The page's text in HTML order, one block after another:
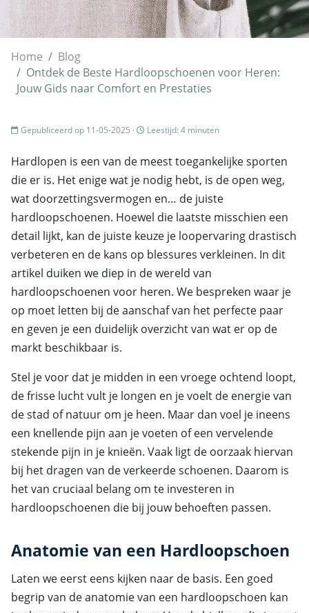
Home
Blog
Ontdek de Beste Hardloopschoenen voor Heren:
Jouw Gids naar Comfort en Prestaties
Gepubliceerd op 11-05-2025 · Leestijd: 4 minuten
Hardlopen is een van de meest toegankelijke sporten
die er is. Het enige wat je nodig hebt, is de open weg,
wat doorzettingsvermogen en… de juiste
hardloopschoenen. Hoewel die laatste misschien een
detail lijkt, kan de juiste keuze je loopervaring drastisch
verbeteren en de kans op blessures verkleinen. In dit
artikel duiken we diep in de wereld van
hardloopschoenen voor heren. We bespreken waar je
op moet letten bij de aanschaf van het perfecte paar
en geven je een duidelijk overzicht van wat er op de
markt beschikbaar is.
Stel je voor dat je midden in een vroege ochtend loopt,
de frisse lucht vult je longen en je voelt de energie van
de stad of natuur om je heen. Maar dan voel je ineens
een knellende pijn aan je voeten of een vervelende
stekende pijn in je knieën. Vaak ligt de oorzaak hiervan
bij het dragen van de verkeerde schoenen. Daarom is
het van cruciaal belang om te investeren in
hardloopschoenen die bij jouw behoeften passen.
Anatomie van een Hardloopschoen
Laten we eerst eens kijken naar de basis. Een goed
begrip van de anatomie van een hardloopschoen kan